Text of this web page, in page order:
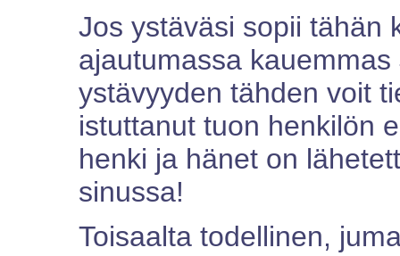
Jos ystäväsi sopii tähän
ajautumassa
ystävyyden tähden voit
istuttanut tuon henkilön
henki ja hänet on
sinussa!
Toisaalta todellinen,